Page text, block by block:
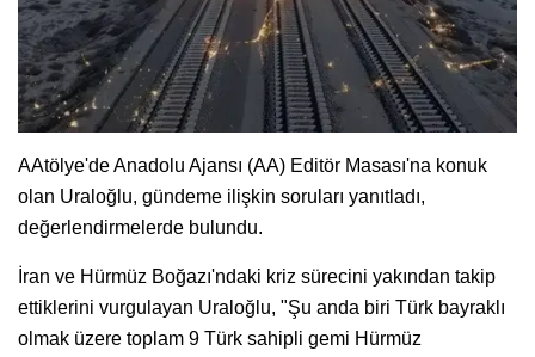
AAtölye'de Anadolu Ajansı (AA) Editör Masası'na konuk
olan Uraloğlu, gündeme ilişkin soruları yanıtladı,
değerlendirmelerde bulundu.
İran ve Hürmüz Boğazı'ndaki kriz sürecini yakından takip
ettiklerini vurgulayan Uraloğlu, "Şu anda biri Türk bayraklı
olmak üzere toplam 9 Türk sahipli gemi Hürmüz